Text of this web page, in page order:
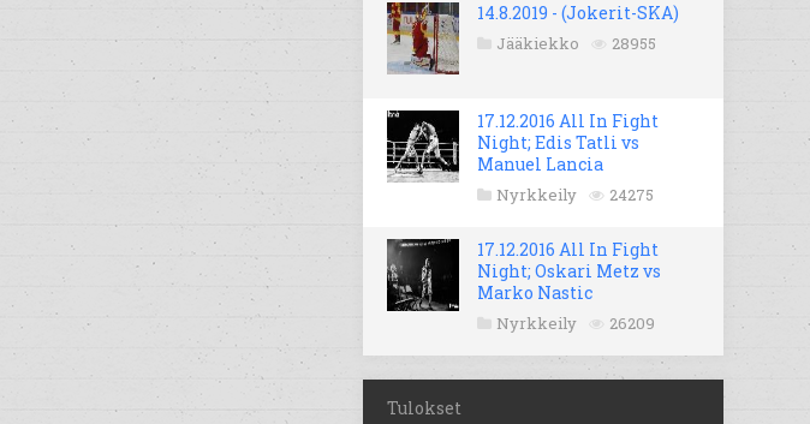
14.8.2019 - (Jokerit-SKA)
Jääkiekko 28955
17.12.2016 All In Fight
Night; Edis Tatli vs
Manuel Lancia
Nyrkkeily 24275
17.12.2016 All In Fight
Night; Oskari Metz vs
Marko Nastic
Nyrkkeily 26209
Tulokset